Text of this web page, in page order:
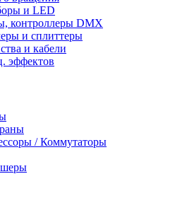
и LED
контроллеры DMX
и сплиттеры
и кабели
эффектов
/ Коммутаторы